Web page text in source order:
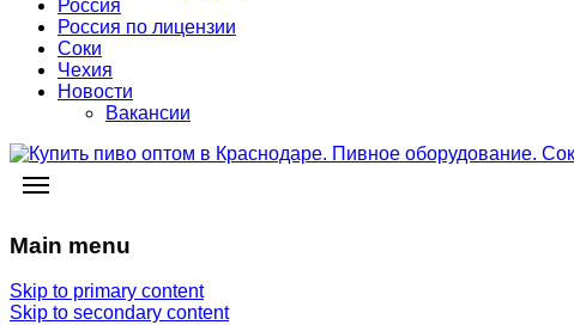
Россия
Россия по лицензии
Соки
Чехия
Новости
Вакансии
Main menu
Skip to primary content
Skip to secondary content